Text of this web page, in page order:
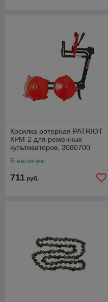
Косилка роторная PATRIOT
КРМ-2 для ременных
культиваторов, 3080700
В наличии
711 руб.